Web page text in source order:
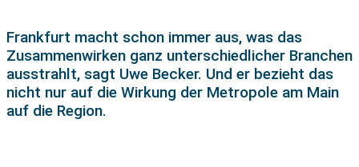
Frankfurt macht schon immer aus, was das
Zusammenwirken ganz unterschiedlicher Branchen
ausstrahlt, sagt Uwe Becker. Und er bezieht das
nicht nur auf die Wirkung der Metropole am Main
auf die Region.